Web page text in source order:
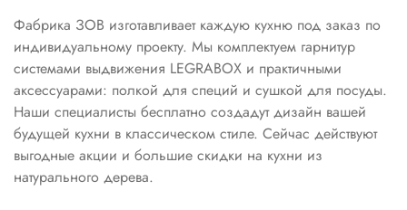
Фабрика ЗОВ изготавливает каждую кухню под заказ по
индивидуальному проекту. Мы комплектуем гарнитур
системами выдвижения LEGRABOX и практичными
аксессуарами: полкой для специй и сушкой для посуды.
Наши специалисты бесплатно создадут дизайн вашей
будущей кухни в классическом стиле. Сейчас действуют
выгодные акции и большие скидки на кухни из
натурального дерева.